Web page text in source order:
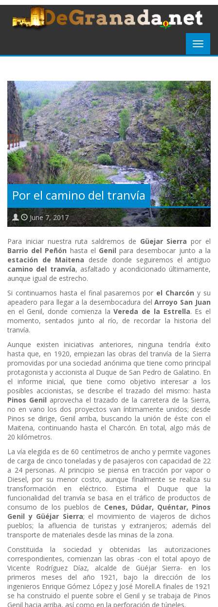
Por el camino del tranvía
June 7, 2017
Para iniciar nuestra ruta saldremos de Güejar Sierrapor el
Barrio del Peñón hasta el Genil para desembocar junto a la
estación de Maitena desde donde seguiremos el antiguo
camino del tranvía, asfaltado y acondicionado últimamente,
aunque igual de estrecho.
Si continuamos hasta el final pasaremos por el Charcón y su
apeadero para llegar a la desembocadura delArroyo San Juan
en el Genil, donde comienza laVereda de la Estrella. Es el
momento, sentados junto al río, de recordar la historia del
tranvía.
Aunque existen iniciativas anteriores, ninguna tendría éxito
hasta que, en 1920, empiezan las obras del tranvía de la Sierra
promovidas por una sociedad anónima que tiene como principal
protagonista y accionista al Duque de San Pedro de Galatino. En
el informe inicial, que tiene como objetivo interesar a los
posibles accionistas, se describe el trazado del mismo: hasta
Pinos Genil aprovecha el trazado de la carretera de la Sierra,
no en vano los dos proyectos van íntimamente unidos; desde
Pinos se dirige, Genil arriba, buscando la unión de éste con el
Maitena, continuando hasta el Charcón. En total, algo más de
20 kilómetros.
La vía elegida es de 60 centímetros de ancho y permite vagones
de carga de cinco toneladas y de pasajeros con capacidad de 22
a 24 personas. Al principio se piensa en tracción por vapor o
Diesel, por su menor costo, aunque finalmente se realiza su
transformación en eléctrico. Estima el Duque que la
funcionalidad del tranvía se basa en el tráfico de productos de
consumo de los pueblos de Cenes, Dúdar, Quéntar, Pinos
Genil y Güéjar Sierra; el movimiento de viajeros de dichos
pueblos; la afluencia de turistas y extranjeros; además del
transporte de materiales desde las minas de la zona.
Constituida la sociedad y obtenidas las autorizaciones
correspondientes, comienzan las obras -con el total apoyo de
Vicente Rodríguez Díaz, alcalde de Güéjar Sierra- en los
primeros meses del año 1921, bajo la dirección de los
ingenieros Enrique Gómez López y José Morell.A finales de 1921
se ha construido el puente sobre el Genil y se trabaja de Pinos
Genil hacia arriba, así como en la perforación de túneles.